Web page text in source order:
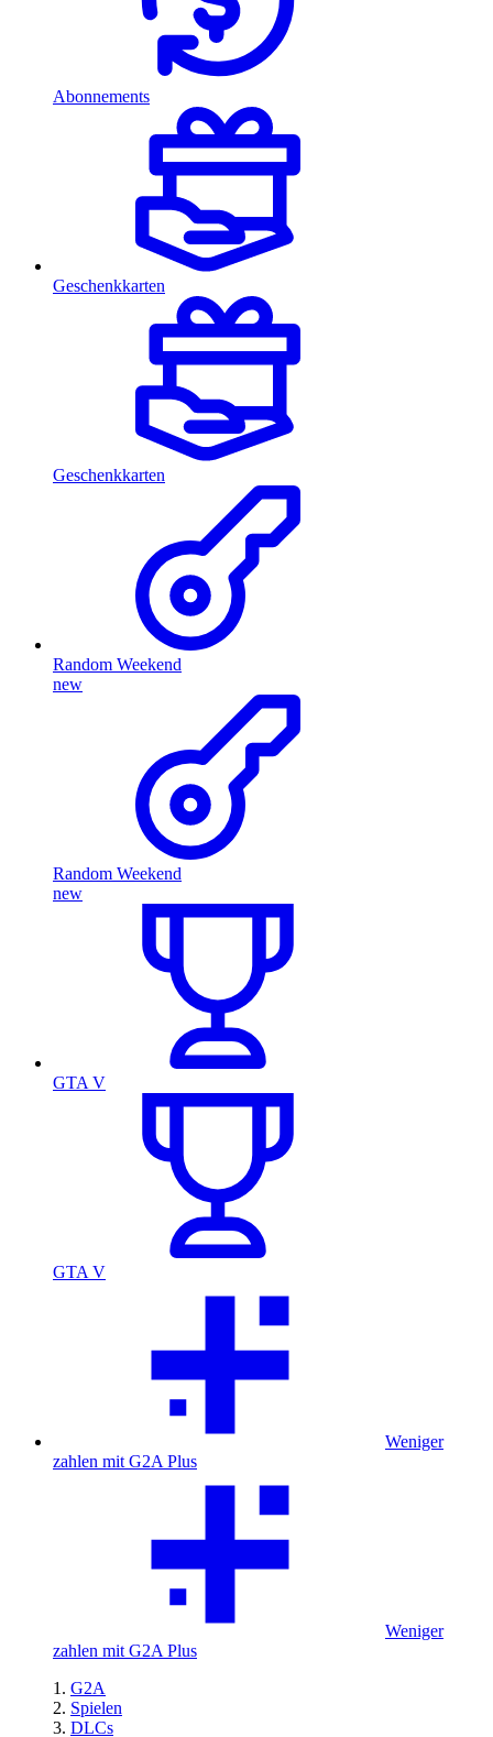
Abonnements
Geschenkkarten
Geschenkkarten
Random Weekend
new
Random Weekend
new
GTA V
GTA V
Weniger
zahlen mit G2A Plus
Weniger
zahlen mit G2A Plus
G2A
Spielen
DLCs